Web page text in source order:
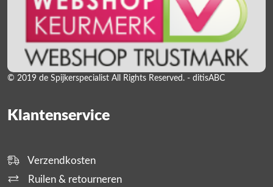
© 2019 de Spijkerspecialist All Rights Reserved. - ditisABC
Klantenservice
Verzendkosten
Ruilen & retourneren